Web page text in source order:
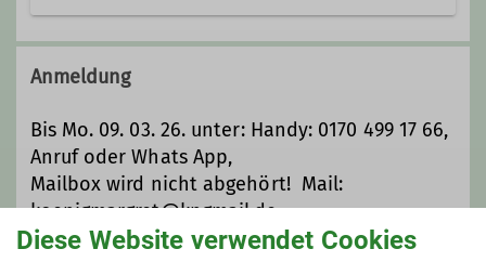
Die reifen Berger sind eine Gruppe
der DAV Sektion Ebingen.
Gegründet wurde sie um unter der
Woche Wanderungen anzubieten.
Mittlerweilen ist ein sogenanntes
Event bzw. eine Kulturveranstaltung
hinzugekommen.
Hier besteht die Möglichkeit, dass
Anmeldung
Bis Mo. 09. 03. 26. unter: Handy: 0170 499 17 66,
Anruf oder Whats App,
Mailbox wird nicht abgehört! Mail:
koenigmargret@kngmail.de
Bei Anmeldung Zustiegsort für Zug bekannt
Diese Website verwendet Cookies